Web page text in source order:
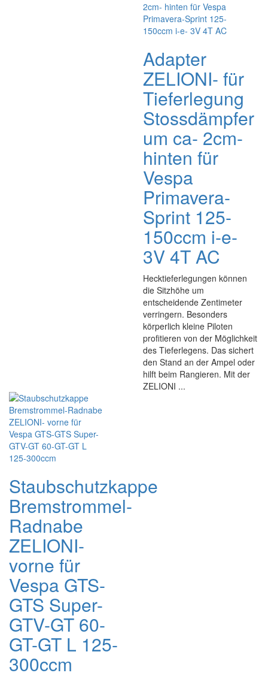
Adapter
ZELIONI- für
Tieferlegung
Stossdämpfer
um ca- 2cm-
hinten für
Vespa
Primavera-
Sprint 125-
150ccm i-e-
3V 4T AC
Hecktieferlegungen können
die Sitzhöhe um
entscheidende Zentimeter
verringern. Besonders
körperlich kleine Piloten
profitieren von der Möglichkeit
des Tieferlegens. Das sichert
den Stand an der Ampel oder
hilft beim Rangieren. Mit der
ZELIONI ...
Staubschutzkappe
Bremstrommel-
Radnabe
ZELIONI-
vorne für
Vespa GTS-
GTS Super-
GTV-GT 60-
GT-GT L 125-
300ccm